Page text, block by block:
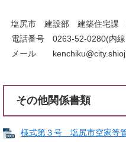
塩尻市 建設部 建築住宅課
電話番号 0263-52-0280(内線
メール
その他関係書類
様式第３号 塩尻市空家等